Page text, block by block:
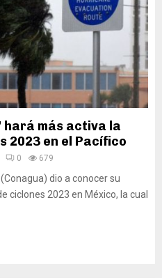
hará más activa la
2023 en el Pacífico
0 679
dio a conocer su
ciclones 2023 en México, la cual